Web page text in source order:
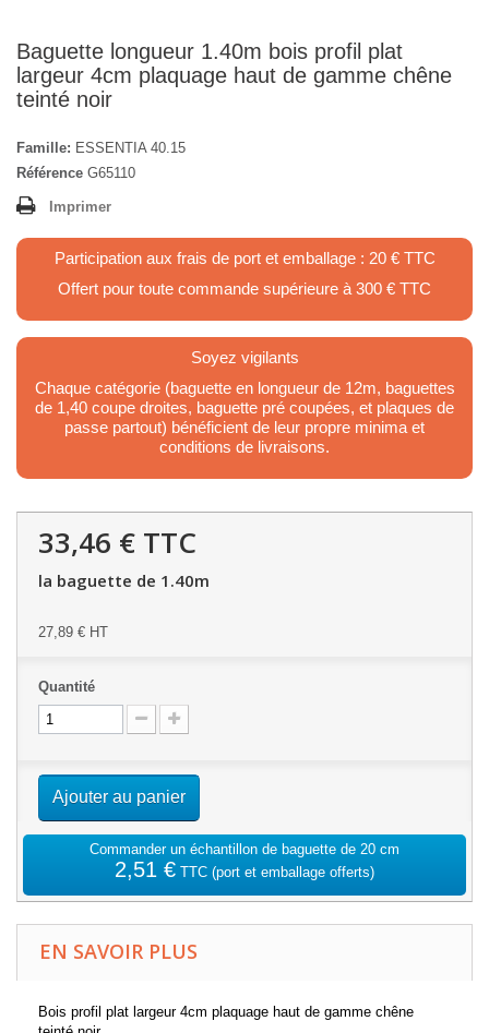
Baguette longueur 1.40m bois profil plat
largeur 4cm plaquage haut de gamme chêne
teinté noir
Famille: ESSENTIA 40.15
Référence G65110
Imprimer
Participation aux frais de port et emballage : 20 € TTC
Offert pour toute commande supérieure à 300 € TTC
Soyez vigilants
Chaque catégorie (baguette en longueur de 12m, baguettes
de 1,40 coupe droites, baguette pré coupées, et plaques de
passe partout) bénéficient de leur propre minima et
conditions de livraisons.
33,46 € TTC
la baguette de 1.40m
27,89 € HT
Quantité
Ajouter au panier
Commander un échantillon de baguette de 20 cm
2,51 € TTC (port et emballage offerts)
EN SAVOIR PLUS
Bois profil plat largeur 4cm plaquage haut de gamme chêne